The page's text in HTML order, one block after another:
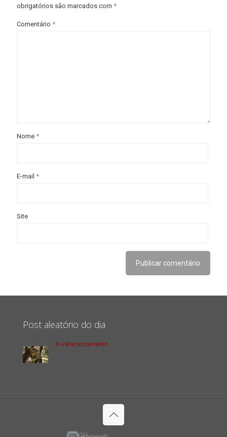
obrigatórios são marcados com *
Comentário *
Nome *
E-mail *
Site
Post aleatório do dia
In-relacionamento